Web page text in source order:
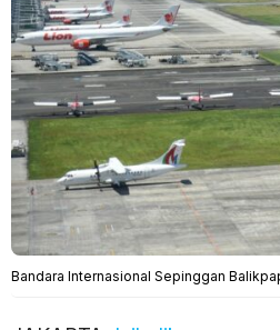
Bandara Internasional Sepinggan